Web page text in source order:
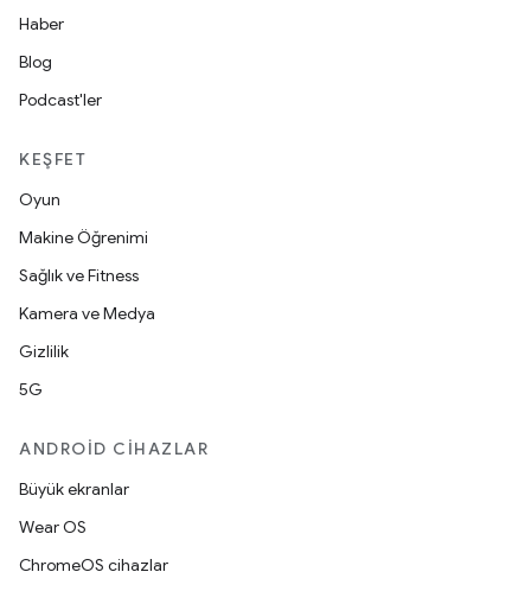
Haber
Blog
Podcast'ler
KEŞFET
Oyun
Makine Öğrenimi
Sağlık ve Fitness
Kamera ve Medya
Gizlilik
5G
ANDROID CIHAZLAR
Büyük ekranlar
Wear OS
ChromeOS cihazlar